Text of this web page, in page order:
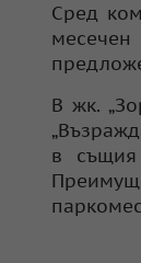
Сред
В жк.
в същия